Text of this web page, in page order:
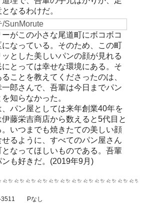
なるわけだ。
がこの小さな尾道町にボコボコ
なっている。そのため、この町
とした美しいパンの顔が見れる
とっては幸せな環境にある。そ
ことを教えてくださったのは、
郎さんで、吾輩は今日までパン
知らなかった。
パン屋としては来年創業40年を
藤栄吉商店から数えると5代目と
いつまでも焼きたての美しい顔
るように、すべてのパン屋さん
なってほしいものである。吾輩
も好きだ。(2019年9月)
3511 Pなし